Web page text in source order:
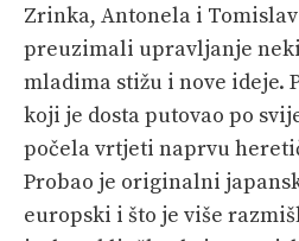
Zrinka, Antonela i
preuzimali upravljanje
mladima stižu i nove ideje.
koji je dosta putovao po
počela vrtjeti naprvu
Probao je originalni
europski i što je više